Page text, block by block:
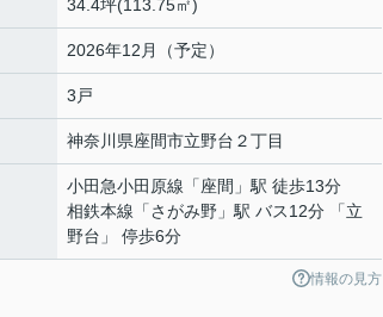
34.4坪(113.75㎡)
2026年12月（予定）
3戸
神奈川県座間市立野台 ２丁目
小田急小田原線 「座間 」駅 徒歩13分
相鉄本線 「さがみ野 」駅 バス12分 「立
野台」 停歩6分
情報の見方